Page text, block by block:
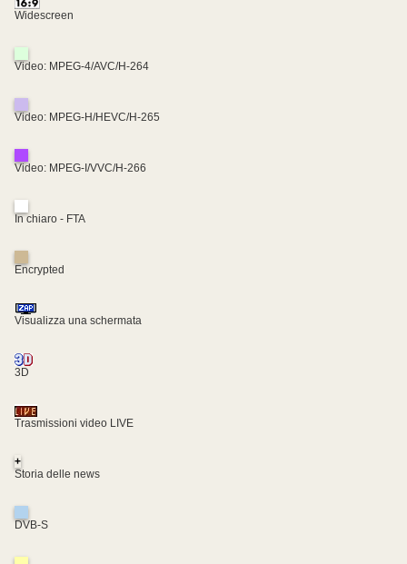
Widescreen
Video: MPEG-4/AVC/H-264
Video: MPEG-H/HEVC/H-265
Video: MPEG-I/VVC/H-266
In chiaro - FTA
Encrypted
Visualizza una schermata
3D
Trasmissioni video LIVE
+
Storia delle news
DVB-S